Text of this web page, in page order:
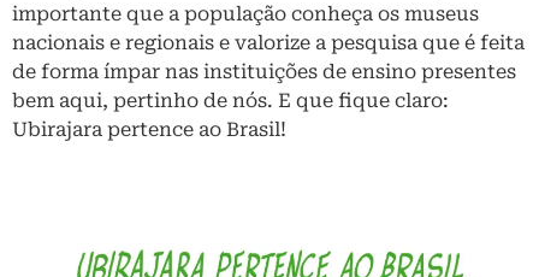
importante que a população conheça os museus
nacionais e regionais e valorize a pesquisa que é feita
de forma ímpar nas instituições de ensino presentes
bem aqui, pertinho de nós. E que fique claro:
Ubirajara pertence ao Brasil!